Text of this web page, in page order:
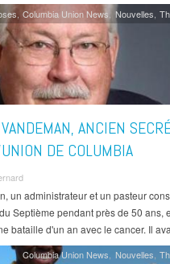
Columbia Union News Nouvelles
ANCIEN
DE COLUMBIA
un administrateur et un pasteur
Septième pendant près de 50 ans,
bataille d'un an avec le cancer. Il
Columbia Union News Nouvelles